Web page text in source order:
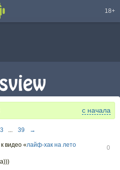
18+
с начала
3 ... 39 →
к видео «лайф-хак на лето
0